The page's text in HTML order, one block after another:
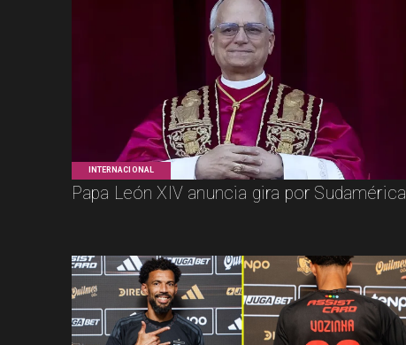
INTERNACIONAL
Papa León XIV anuncia gira por Sudamérica